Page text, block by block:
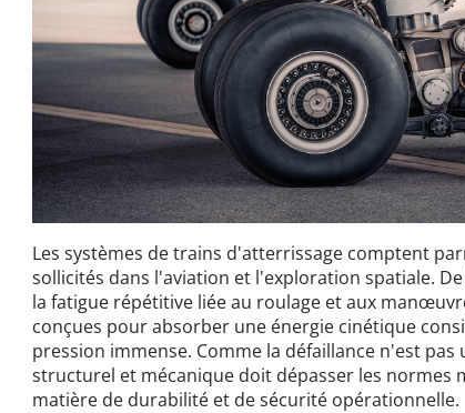
Les systèmes de trains d'atterrissage comptent
sollicités dans l'aviation et l'exploration spatiale.
la fatigue répétitive liée au roulage et aux
conçues pour absorber une énergie cinétique
pression immense. Comme la défaillance n'est
structurel et mécanique doit dépasser les normes
matière de durabilité et de sécurité opérationnelle.